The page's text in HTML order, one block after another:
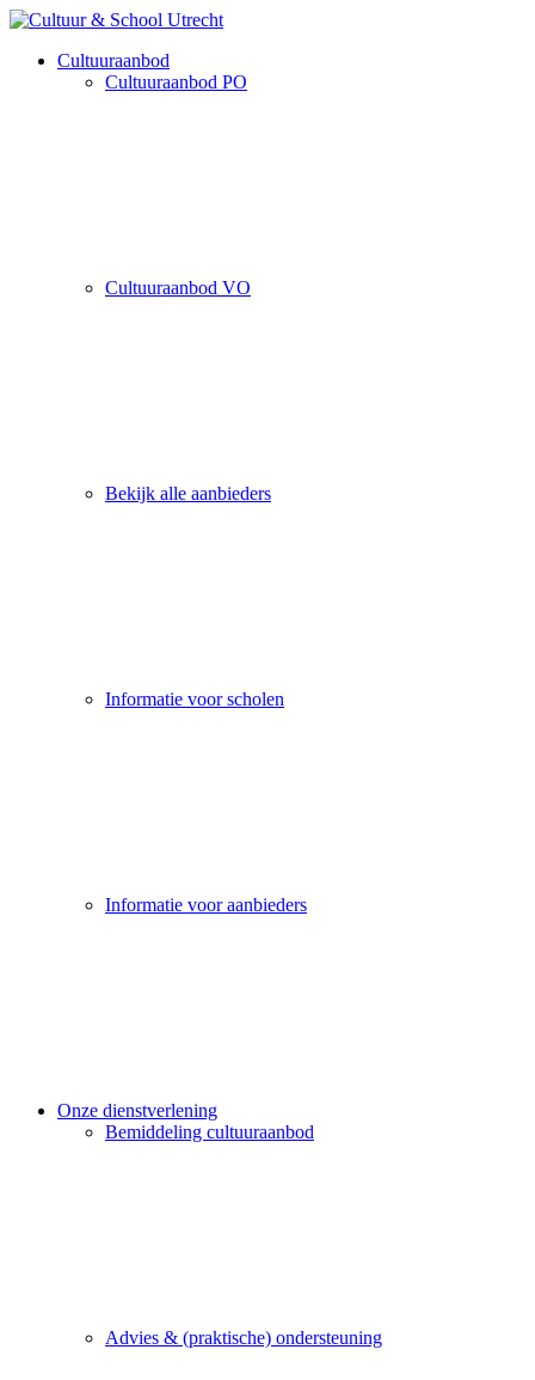
Cultuuraanbod
Cultuuraanbod PO
Cultuuraanbod VO
Bekijk alle aanbieders
Informatie voor scholen
Informatie voor aanbieders
Onze dienstverlening
Bemiddeling cultuuraanbod
Advies & (praktische) ondersteuning